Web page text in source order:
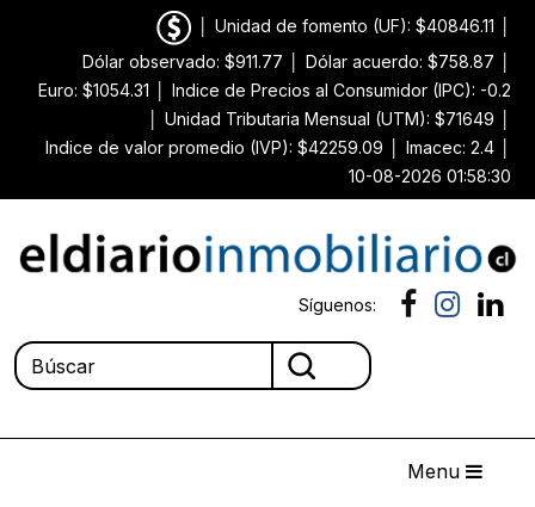
Unidad de fomento (UF): $40846.11
Dólar observado: $911.77
Dólar acuerdo: $758.87
Euro: $1054.31
Indice de Precios al Consumidor (IPC): -0.2
Unidad Tributaria Mensual (UTM): $71649
Indice de valor promedio (IVP): $42259.09
Imacec: 2.4
10-08-2026 01:58:30
Síguenos:
Menu